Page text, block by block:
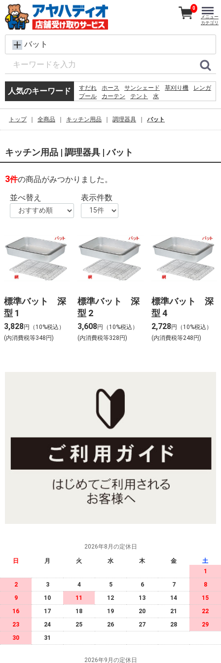
バット
人気のキーワード すだれ ホース サンシェード 草刈り機
レンガ
プール
カーテン テント
水
椅子
砂利 バケツ 飼育ケース
0
メニュー
カテゴリ
トップ 全商品 キッチン用品 調理器具 バット
キッチン用品 | 調理器具 | バット
3件の商品がみつかりました。
並べ替え
表示件数
標準バット 深
型 1
3,828円（10%税込）
(内消費税等348円)
標準バット 深
型 2
3,608円（10%税込）
(内消費税等328円)
標準バット 深
型 4
2,728円（10%税込）
(内消費税等248円)
2026年8月の定休日
日 月 火 水 木 金
土
1
2
3 4 5 6 7
8
9
10 11 12 13 14
15
16
17 18 19 20 21
22
23
24 25 26 27 28
29
30
31
2026年9月の定休日